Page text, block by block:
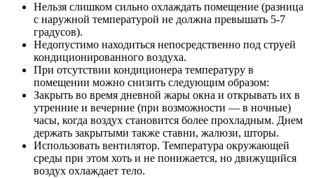
Нельзя слишком сильно охлаждать помещение (разница
с наружной температурой не должна превышать 5-7
градусов).
Недопустимо находиться непосредственно под струей
кондиционированного воздуха.
При отсутствии кондиционера температуру в
помещении можно снизить следующим образом:
Закрыть во время дневной жары окна и открывать их в
утренние и вечерние (при возможности — в ночные)
часы, когда воздух становится более прохладным. Днем
держать закрытыми также ставни, жалюзи, шторы.
Использовать вентилятор. Температура окружающей
среды при этом хоть и не понижается, но движущийся
воздух охлаждает тело.